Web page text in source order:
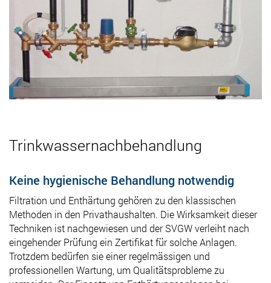
Trinkwassernachbehandlung
Keine hygienische Behandlung notwendig
Filtration und Enthärtung gehören zu den klassischen
Methoden in den Privathaushalten. Die Wirksamkeit dieser
Techniken ist nachgewiesen und der SVGW verleiht nach
eingehender Prüfung ein Zertifikat für solche Anlagen.
Trotzdem bedürfen sie einer regelmässigen und
professionellen Wartung, um Qualitätsprobleme zu